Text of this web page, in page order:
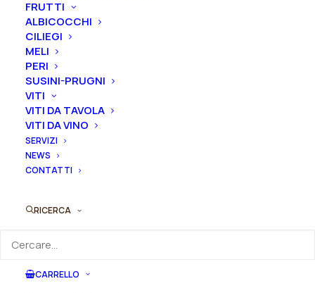
FRUTTI
ALBICOCCHI
CILIEGI
MELI
PERI
SUSINI-PRUGNI
VITI
VITI DA TAVOLA
VITI DA VINO
SERVIZI
NEWS
CONTATTI
RICERCA
CARRELLO
Formato
Iris
germanica
"Painted
Shadows"
Ordina subito questo prodotto!
Puoi acquistare ora questo prodotto contattandoci e
quantità